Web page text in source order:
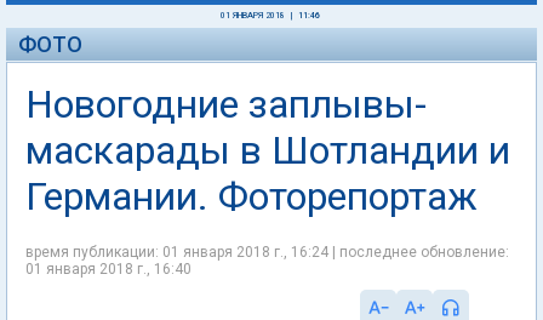
01 ЯНВАРЯ 2018 11:46
ФОТО
Новогодние заплывы-
маскарады в Шотландии и
Германии. Фоторепортаж
время публикации: 01 января 2018 г., 16:24 | последнее обновление:
01 января 2018 г., 16:40